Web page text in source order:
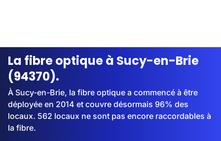
Streaming
La fibre optique à Sucy-en-Brie
(94370).
À Sucy-en-Brie, la fibre optique a commencé à être
déployée en 2014 et couvre désormais 96% des
locaux. 562 locaux ne sont pas encore raccordables à
la fibre.